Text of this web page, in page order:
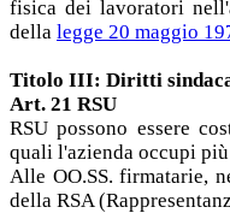
fisica dei lavoratori
della legge 20 maggio
Titolo III: Diritti
Art. 21 RSU
RSU possono essere
quali l'azienda occupi
Alle OO.SS. firmatarie,
della RSA